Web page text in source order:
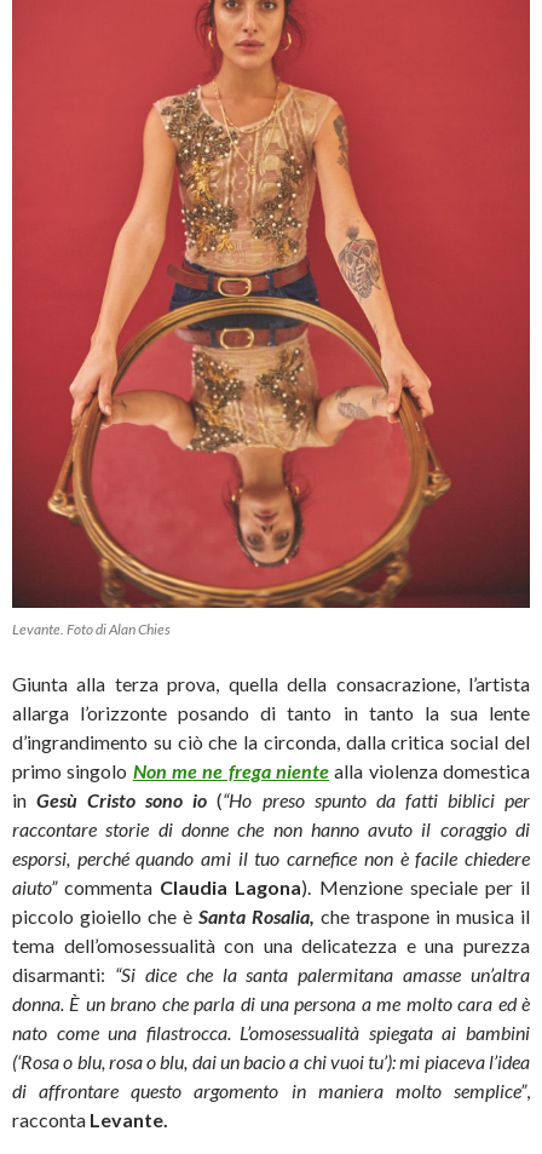
Levante. Foto di Alan Chies
Giunta alla terza prova, quella della consacrazione, l’artista
allarga l’orizzonte posando di tanto in tanto la sua lente
d’ingrandimento su ciò che la circonda, dalla critica social del
primo singolo Non me ne frega niente alla violenza domestica
inGesù Cristo sono io (“Ho preso spunto da fatti biblici per
raccontare storie di donne che non hanno avuto il coraggio di
esporsi, perché quando ami il tuo carnefice non è facile chiedere
aiuto”commenta Claudia Lagona). Menzione speciale per il
piccolo gioiello che è Santa Rosalia, che traspone in musica il
tema dell’omosessualità con una delicatezza e una purezza
disarmanti: “Si dice che la santa palermitana amasse un’altra
donna. È un brano che parla di una persona a me molto cara ed è
nato come una filastrocca. L’omosessualità spiegata ai bambini
(‘Rosa o blu, rosa o blu, dai un bacio a chi vuoi tu’): mi piaceva l’idea
di affrontare questo argomento in maniera molto semplice”,
racconta Levante.